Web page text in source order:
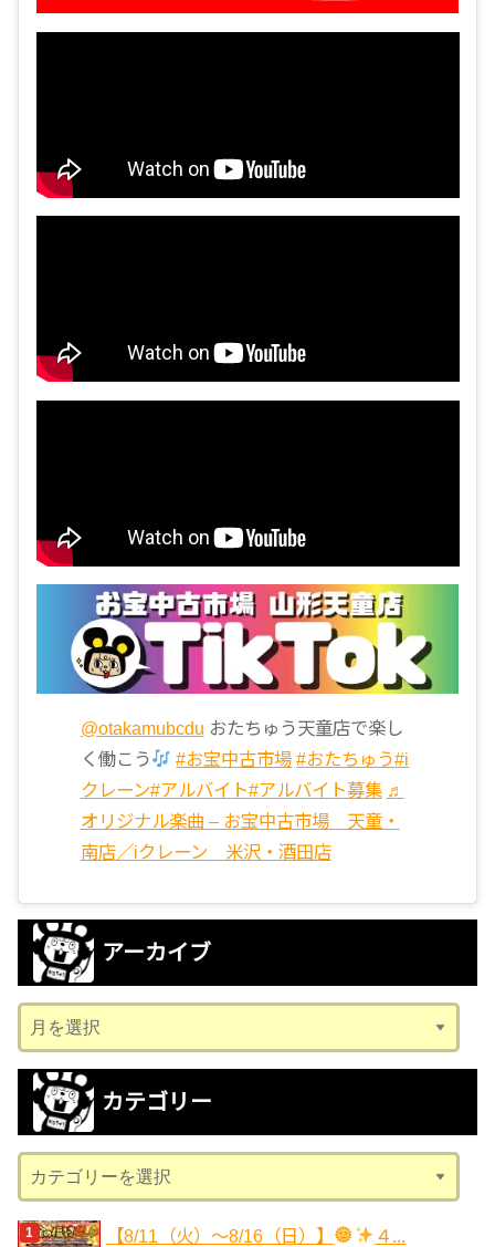
@otakamubcdu おたちゅう天童店で楽し
く働こう
#お宝中古市場 #おたちゅう#i
クレーン#アルバイト#アルバイト募集 ♬
オリジナル楽曲 – お宝中古市場 天童・
南店／iクレーン 米沢・酒田店
アーカイブ
ー
カ
ブ
カテゴリー
テ
ゴ
【8/11（火）～8/16（日）】 ４...